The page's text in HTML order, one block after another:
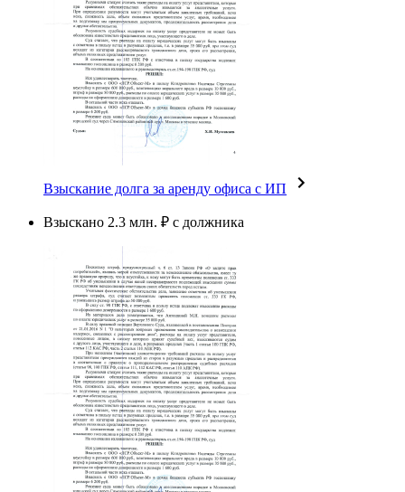
Взыскание долга за аренду офиса с ИП
Взыскано 2.3 млн. ₽ с должника